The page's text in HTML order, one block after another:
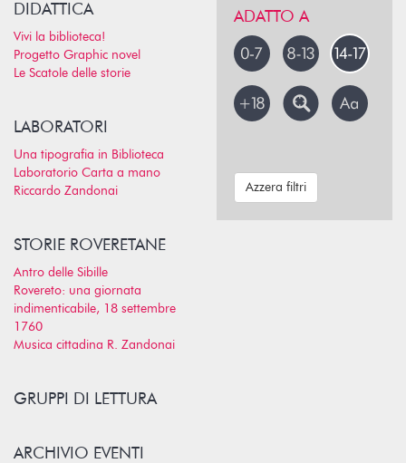
DIDATTICA
Vivi la biblioteca!
Progetto Graphic novel
Le Scatole delle storie
LABORATORI
Una tipografia in Biblioteca
Laboratorio Carta a mano
Riccardo Zandonai
STORIE ROVERETANE
Antro delle Sibille
Rovereto: una giornata
indimenticabile, 18 settembre
1760
Musica cittadina R. Zandonai
GRUPPI DI LETTURA
ARCHIVIO EVENTI
ADATTO A
Azzera filtri